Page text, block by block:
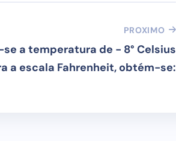
PROXIMO
a temperatura de - 8° Celsius
a escala Fahrenheit, obtém-se: